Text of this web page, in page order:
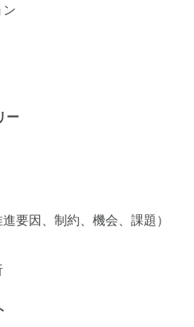
ン
ー
要因、制約、機会、課題）